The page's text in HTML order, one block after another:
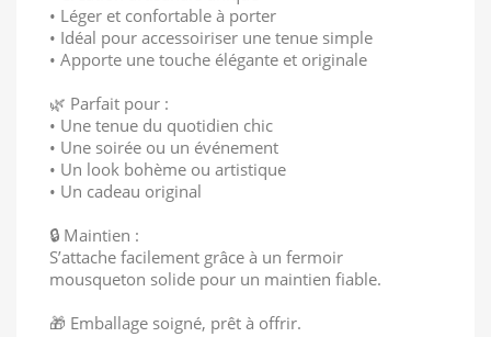
• Léger et confortable à porter
• Idéal pour accessoiriser une tenue simple
• Apporte une touche élégante et originale
🌿 Parfait pour :
• Une tenue du quotidien chic
• Une soirée ou un événement
• Un look bohème ou artistique
• Un cadeau original
🔒 Maintien :
S’attache facilement grâce à un fermoir
mousqueton solide pour un maintien fiable.
🎁 Emballage soigné, prêt à offrir.